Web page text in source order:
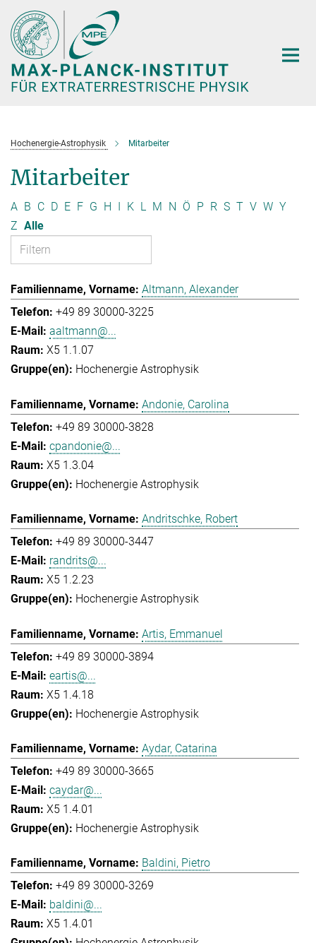
Hauptinhalt
Hochenergie-Astrophysik Mitarbeiter
Mitarbeiter
A B C D E F G H I K L M N Ö P R S T V W Y
Z Alle
Altmann, Alexander
+49 89 30000-3225
aaltmann@...
X5 1.1.07
Hochenergie Astrophysik
Andonie, Carolina
+49 89 30000-3828
cpandonie@...
X5 1.3.04
Hochenergie Astrophysik
Andritschke, Robert
+49 89 30000-3447
randrits@...
X5 1.2.23
Hochenergie Astrophysik
Artis, Emmanuel
+49 89 30000-3894
eartis@...
X5 1.4.18
Hochenergie Astrophysik
Aydar, Catarina
+49 89 30000-3665
caydar@...
X5 1.4.01
Hochenergie Astrophysik
Baldini, Pietro
+49 89 30000-3269
baldini@...
X5 1.4.01